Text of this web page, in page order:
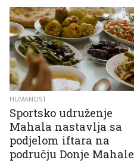
88.0K
HUMANOST
Sportsko udruženje
Mahala nastavlja sa
podjelom iftara na
području Donje Mahale